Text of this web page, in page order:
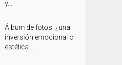
y...
Álbum de fotos: ¿una
inversión emocional o
estética...